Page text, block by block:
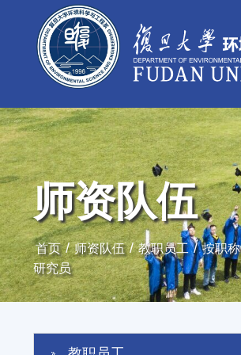
师资队伍
首页 / 师资队伍 / 教职员工 / 按职称
研究员